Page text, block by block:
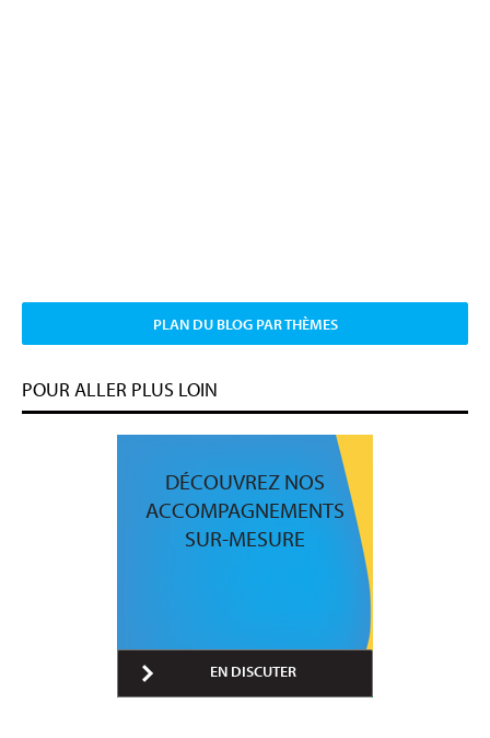
PLAN DU BLOG PAR THÈMES
POUR ALLER PLUS LOIN
DÉCOUVREZ NOS
ACCOMPAGNEMENTS
SUR-MESURE
EN DISCUTER